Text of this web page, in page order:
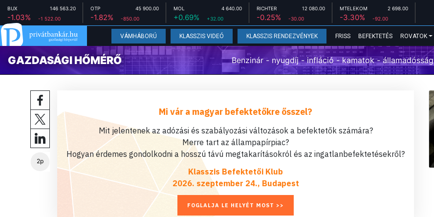
BUX 146 563.20
-1.03% -1 522.00
OTP 45 900.00
-1.82% -850.00
MOL 4 640.00
+0.69% +32.00
RICHTER 12 080.00
-0.25% -30.00
MTELEKOM 2 698.00
-3.30% -92.00
VÁMHÁBORÚ KLASSZIS VIDEÓ KLASSZIS RENDEZVÉNYEK FRISS BEFEKTETÉS ROVATOK
GAZDASÁGI HŐMÉRŐ Benzinár - nyugdíj - infláció - kamatok - államadósság
2p
Mi vár a magyar befektetőkre ősszel?
Mit jelentenek az adózási és szabályozási változások a befektetők számára?
Merre tart az állampapírpiac?
Hogyan érdemes gondolkodni a hosszú távú megtakarításokról és az ingatlanbefektetésekről?
Klasszis Befektetői Klub
2026. szeptember 24., Budapest
FOGLALJA LE HELYÉT MOST >>